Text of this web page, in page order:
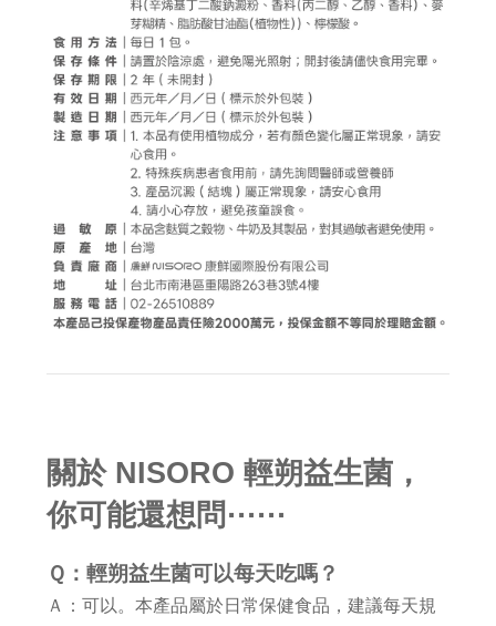
關於 NISORO 輕朔益生菌，
你可能還想問⋯⋯
Ｑ：輕朔益生菌可以每天吃嗎？
Ａ：可以。本產品屬於日常保健食品，建議每天規